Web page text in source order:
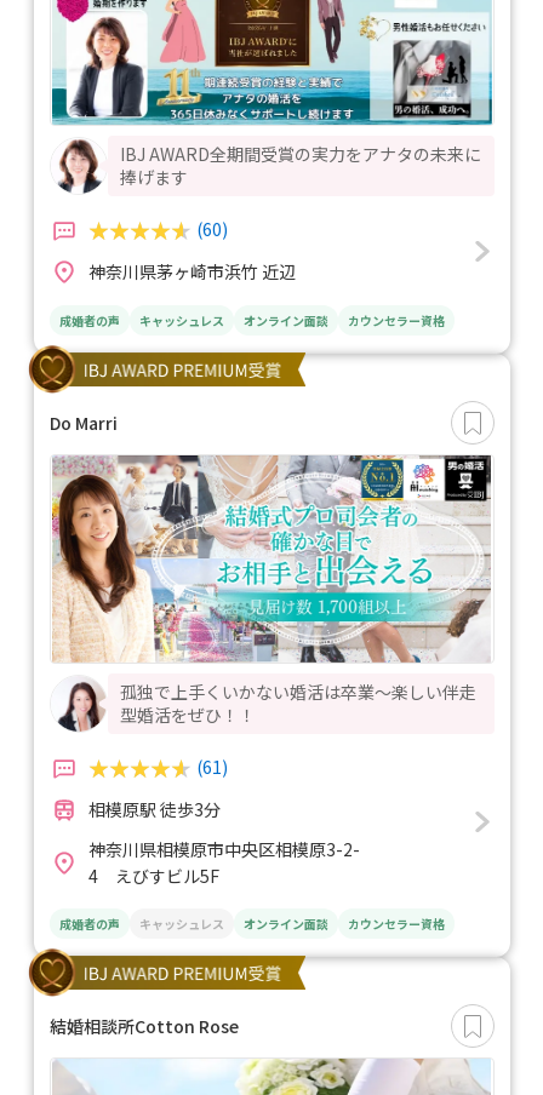
IBJ AWARD全期間受賞の実力をアナタの未来に
捧げます
(60)
神奈川県茅ヶ崎市浜竹 近辺
成婚者の声 キャッシュレス オンライン面談 カウンセラー資格
Do Marri
孤独で上手くいかない婚活は卒業～楽しい伴走
型婚活をぜひ！！
(61)
相模原駅 徒歩3分
神奈川県相模原市中央区相模原3-2-
4 えびすビル5F
成婚者の声 キャッシュレス オンライン面談 カウンセラー資格
結婚相談所Cotton Rose